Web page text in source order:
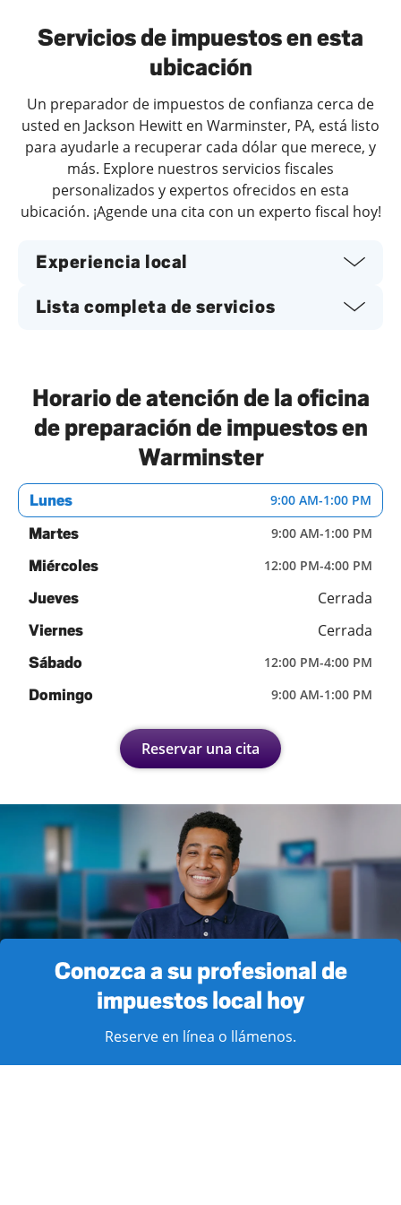
Servicios de impuestos en esta
ubicación
Un preparador de impuestos de confianza cerca de
usted en Jackson Hewitt en Warminster, PA, está listo
para ayudarle a recuperar cada dólar que merece, y
más. Explore nuestros servicios fiscales
personalizados y expertos ofrecidos en esta
ubicación. ¡Agende una cita con un experto fiscal hoy!
Experiencia local
Lista completa de servicios
Horario de atención de la oficina
de preparación de impuestos en
Warminster
Lunes 9:00 AM-1:00 PM
Martes 9:00 AM-1:00 PM
Miércoles 12:00 PM-4:00 PM
Jueves Cerrada
Viernes Cerrada
Sábado 12:00 PM-4:00 PM
Domingo 9:00 AM-1:00 PM
Reservar una cita
Conozca a su profesional de
impuestos local hoy
Reserve en línea o llámenos.